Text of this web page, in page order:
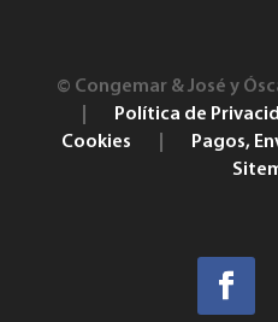
© Congemar & José y
Política de
Cookies
Pagos,